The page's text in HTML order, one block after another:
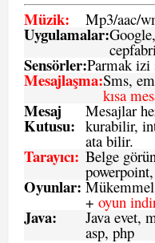
Müzik: Mp3/aac/
Uygulamalar:
Sensörler:Parmak izi
Mesajlaşma:Sms,
kısa
Mesaj
Kutusu:
Mesajlar
kurabilir,
ata bilir.
Tarayıcı: Belge
Oyunlar: Mükemmel
+ oyun
Java: Java evet,
asp, php